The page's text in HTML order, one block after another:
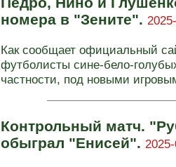
номера в "Зените".
Как сообщает официальный
футболисты сине-бело-
частности, под новыми
Контрольный матч.
обыграл "Енисей".